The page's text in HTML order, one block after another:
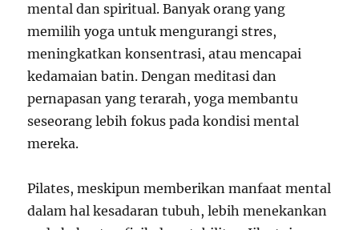
mental dan spiritual. Banyak orang yang
memilih yoga untuk mengurangi stres,
meningkatkan konsentrasi, atau mencapai
kedamaian batin. Dengan meditasi dan
pernapasan yang terarah, yoga membantu
seseorang lebih fokus pada kondisi mental
mereka.
Pilates, meskipun memberikan manfaat mental
dalam hal kesadaran tubuh, lebih menekankan